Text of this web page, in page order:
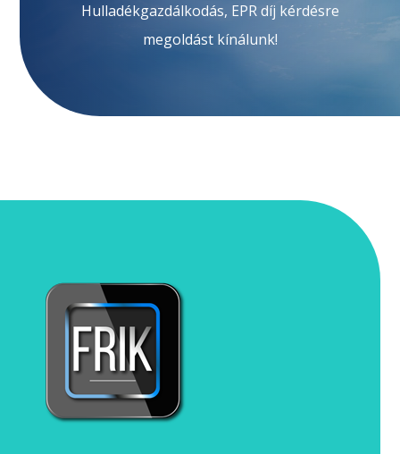
Hulladékgazdálkodás, EPR díj kérdésre
megoldást kínálunk!